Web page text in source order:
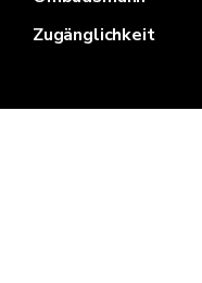
Zugänglichkeit